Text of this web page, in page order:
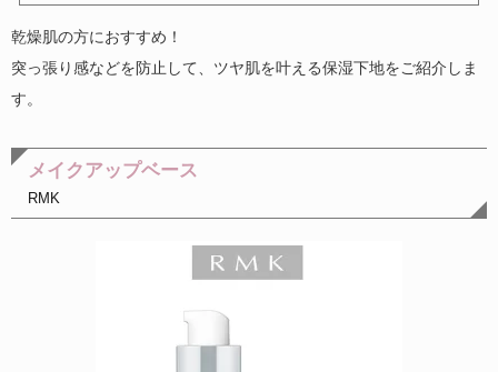
乾燥肌の方におすすめ！
突っ張り感などを防止して、ツヤ肌を叶える保湿下地をご紹介しま
す。
メイクアップベース
RMK